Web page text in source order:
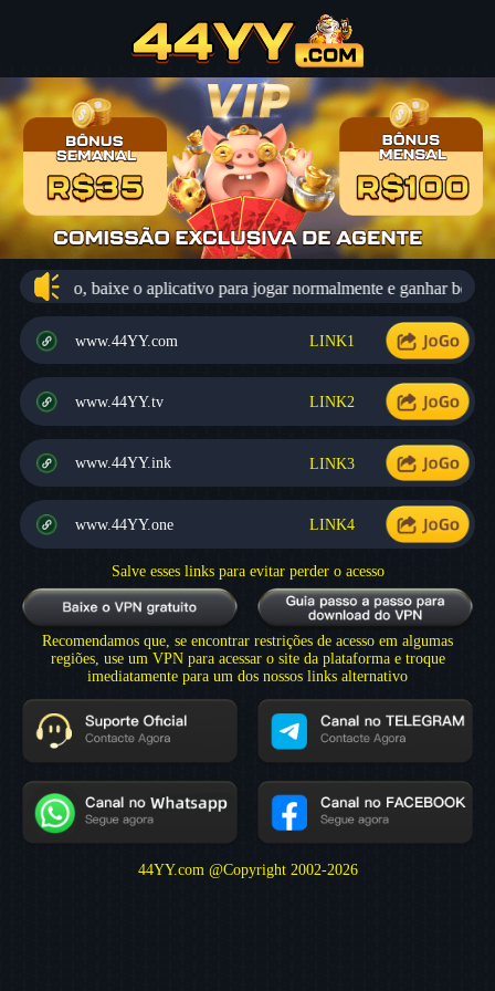
usuário, baixe o aplicativo para jogar normalmente e ganhar bônus
www.44YY.com LINK1
www.44YY.tv LINK2
www.44YY.ink LINK3
www.44YY.one LINK4
Salve esses links para evitar perder o acesso
Recomendamos que, se encontrar restrições de acesso em algumas
regiões, use um VPN para acessar o site da plataforma e troque
imediatamente para um dos nossos links alternativo
44YY.com @Copyright 2002-2026